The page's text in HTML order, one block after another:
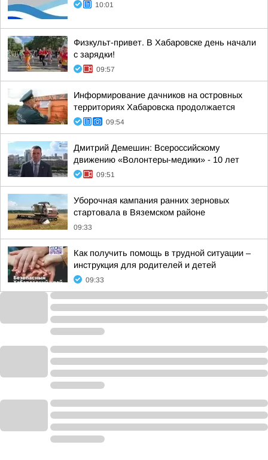
10:01
Физкульт-привет. В Хабаровске день начали
с зарядки!
09:57
Информирование дачников на островных
территориях Хабаровска продолжается
09:54
Дмитрий Демешин: Всероссийскому
движению «Волонтеры-медики» - 10 лет
09:51
Уборочная кампания ранних зерновых
стартовала в Вяземском районе
09:33
Как получить помощь в трудной ситуации –
инструкция для родителей и детей
09:33